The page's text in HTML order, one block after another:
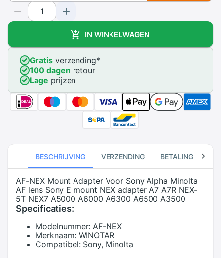
IN WINKELWAGEN
Gratisverzending*
100 dagen retour
Lage prijzen
BESCHRIJVING VERZENDING BETALING
AF-NEX Mount Adapter Voor Sony Alpha Minolta
AF lens Sony E mount NEX adapter A7 A7R NEX-
5T NEX7 A5000 A6000 A6300 A6500 A3500
Specificaties:
Modelnummer: AF-NEX
Merknaam: WINOTAR
Compatibel: Sony, Minolta